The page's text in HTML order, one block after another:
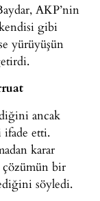
AKP’nin
gibi
yürüyüşün
ancak
etti.
karar
çözümün bir
söyledi.